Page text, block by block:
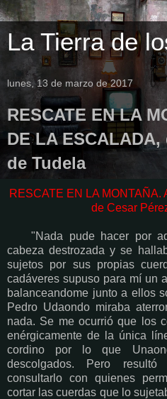
La Tierra de
lunes, 13 de marzo de 2017
RESCATE EN LA
DE LA ESCALADA,
de Tudela
RESCATE EN LA MONTAÑA.
de Cesar
"Nada pude hacer por
cabeza destrozada y se
sujetos por sus propias
cadáveres supuso para mí un
balanceandome junto a ellos
Pedro Udaondo miraba
nada. Se me ocurrió que los
enérgicamente de la única
cordino por lo que
descolgados. Pero
consultarlo con quienes
cortar las cuerdas que lo